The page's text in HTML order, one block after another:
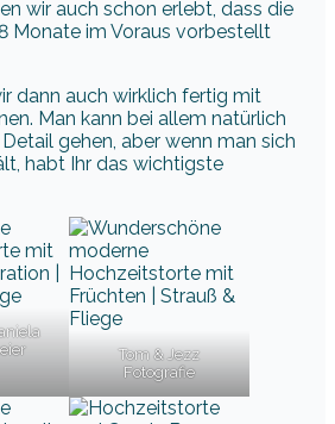
wir auch schon erlebt, dass die
Monate im Voraus vorbestellt
dann auch wirklich fertig mit
Man kann bei allem natürlich
gehen, aber wenn man sich
habt Ihr das wichtigste
Tom & Jezz
Fotografie